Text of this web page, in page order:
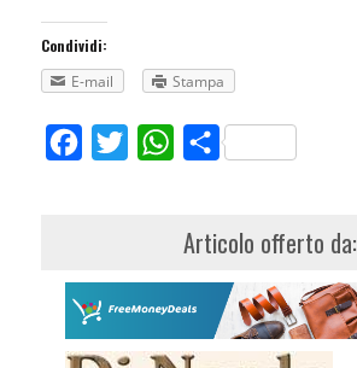
Condividi:
E-mail
Stampa
FacebookTwitterWhatsApp
Share
Articolo offerto da: